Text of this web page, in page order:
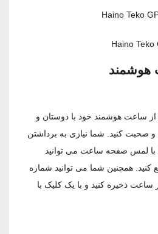
هوشمند خود با دوستان و
کنید. شما نیازی به برداشتن
صفحه ساعت می ‌توانید
همچنین شما می ‌توانید شماره‌
ذخیره کنید و با یک کلیک با